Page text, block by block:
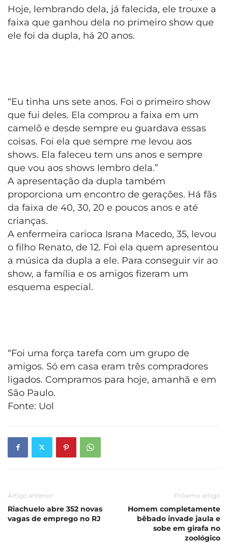
Hoje, lembrando dela, já falecida, ele trouxe a
faixa que ganhou dela no primeiro show que
ele foi da dupla, há 20 anos.
“Eu tinha uns sete anos. Foi o primeiro show
que fui deles. Ela comprou a faixa em um
camelô e desde sempre eu guardava essas
coisas. Foi ela que sempre me levou aos
shows. Ela faleceu tem uns anos e sempre
que vou aos shows lembro dela.”
A apresentação da dupla também
proporciona um encontro de gerações. Há fãs
da faixa de 40, 30, 20 e poucos anos e até
crianças.
A enfermeira carioca Israna Macedo, 35, levou
o filho Renato, de 12. Foi ela quem apresentou
a música da dupla a ele. Para conseguir vir ao
show, a família e os amigos fizeram um
esquema especial.
“Foi uma força tarefa com um grupo de
amigos. Só em casa eram três compradores
ligados. Compramos para hoje, amanhã e em
São Paulo.
Fonte: Uol
Artigo anterior
Riachuelo abre 352 novas
vagas de emprego no RJ
Próximo artigo
Homem completamente
bêbado invade jaula e
sobe em girafa no
zoológico